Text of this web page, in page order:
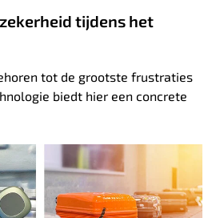
tijdens het
tot de grootste frustraties
biedt hier een concrete